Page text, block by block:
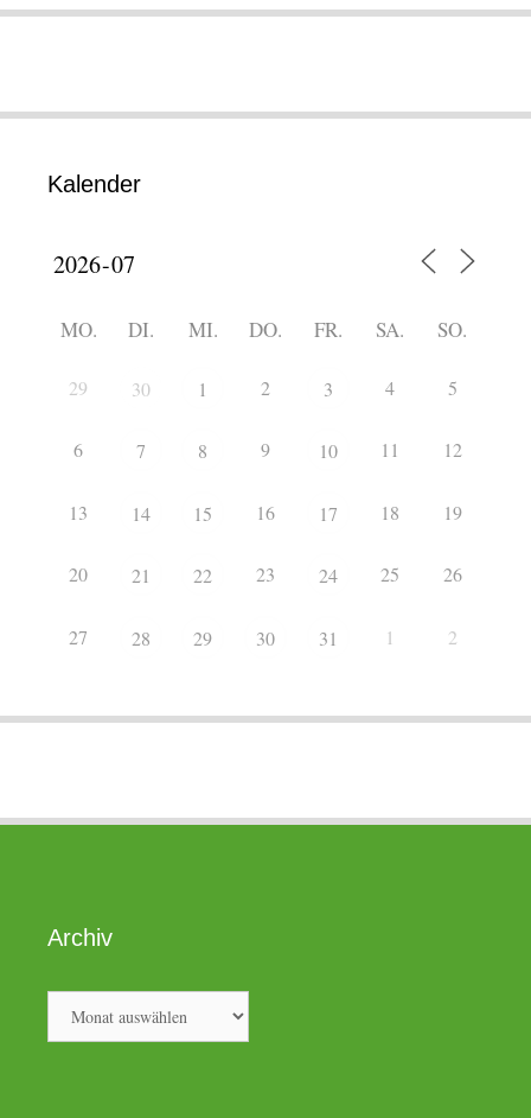
Kalender
MO. DI. MI. DO. FR. SA. SO.
29 30 1 2 3 4 5
6 7 8 9 10 11 12
13 14 15 16 17 18 19
20 21 22 23 24 25 26
27 28 29 30 31 1 2
Archiv
Archiv